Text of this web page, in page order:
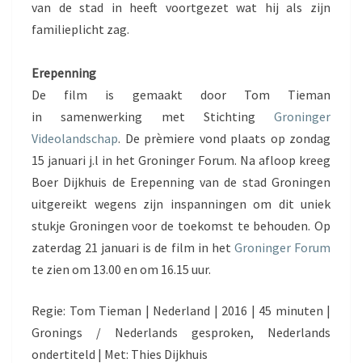
van de stad in heeft voortgezet wat hij als zijn
familieplicht zag.
Erepenning
De film is gemaakt door Tom Tieman
in samenwerking met Stichting Groninger
Videolandschap. De prèmiere vond plaats op zondag
15 januari j.l in het Groninger Forum. Na afloop kreeg
Boer Dijkhuis de Erepenning van de stad Groningen
uitgereikt wegens zijn inspanningen om dit uniek
stukje Groningen voor de toekomst te behouden. Op
zaterdag 21 januari is de film in het Groninger Forum
te zien om 13.00 en om 16.15 uur.
Regie: Tom Tieman | Nederland | 2016 | 45 minuten |
Gronings / Nederlands gesproken, Nederlands
ondertiteld | Met: Thies Dijkhuis